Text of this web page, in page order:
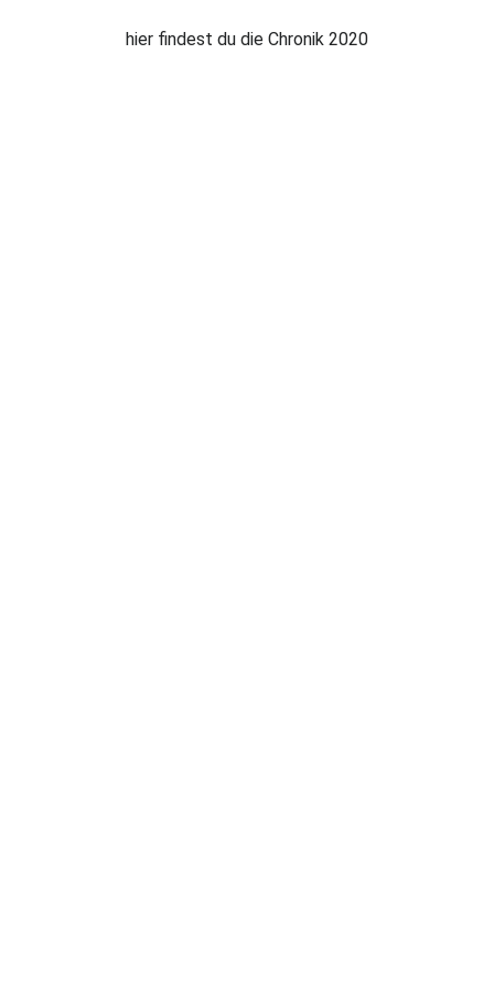
hier findest du die Chronik 2020